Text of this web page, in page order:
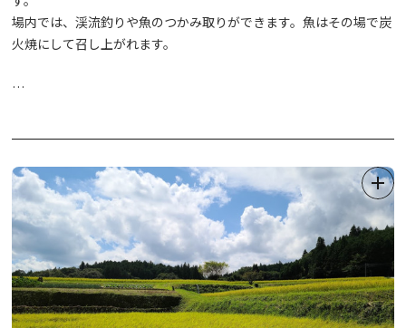
場内では、渓流釣りや魚のつかみ取りができます。魚はその場で炭
火焼にして召し上がれます。